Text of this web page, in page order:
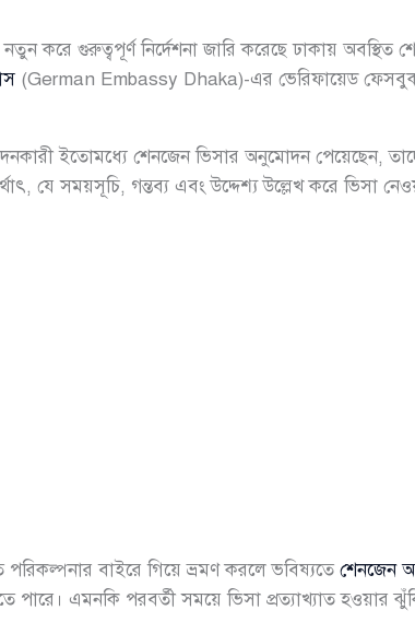
নতুন করে গুরুত্বপূর্ণ নির্দেশনা জারি করেছে ঢাকায়
(German Embassy Dhaka)-এর ভেরিফায়েড ফেসবুক
ইতোমধ্যে শেনজেন ভিসার অনুমোদন পেয়েছেন,
যে সময়সূচি, গন্তব্য এবং উদ্দেশ্য উল্লেখ করে ভিসা
পরিকল্পনার বাইরে গিয়ে ভ্রমণ করলে ভবিষ্যতে শেনজেন
পারে। এমনকি পরবর্তী সময়ে ভিসা প্রত্যাখ্যাত হওয়ার